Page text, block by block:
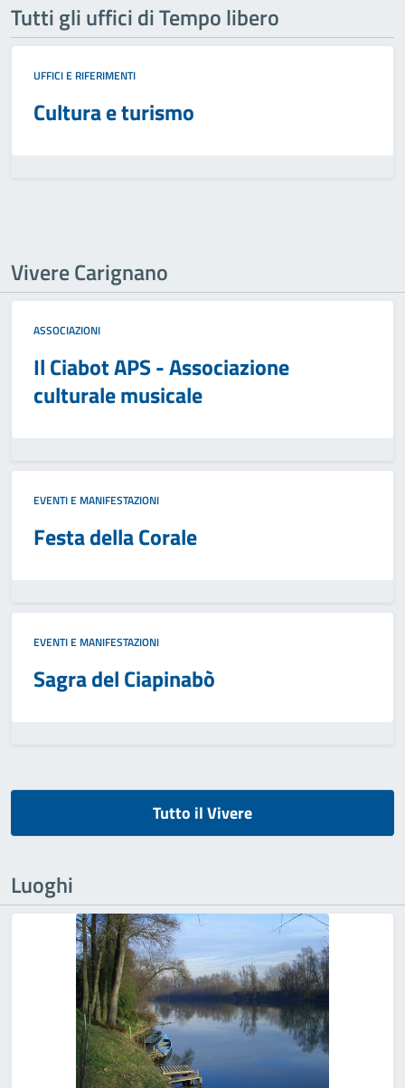
Tutti gli uffici di Tempo libero
UFFICI E RIFERIMENTI
Cultura e turismo
Vivere Carignano
ASSOCIAZIONI
Il Ciabot APS - Associazione
culturale musicale
EVENTI E MANIFESTAZIONI
Festa della Corale
EVENTI E MANIFESTAZIONI
Sagra del Ciapinabò
Tutto il Vivere
Luoghi